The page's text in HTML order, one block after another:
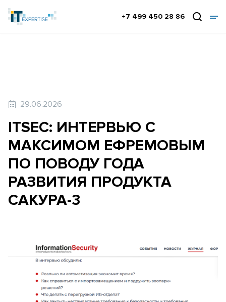
+7 499 450 28 86
29.06.2026
ITSEC: ИНТЕРВЬЮ С
МАКСИМОМ ЕФРЕМОВЫМ
ПО ПОВОДУ ГОДА
РАЗВИТИЯ ПРОДУКТА
САКУРА-3